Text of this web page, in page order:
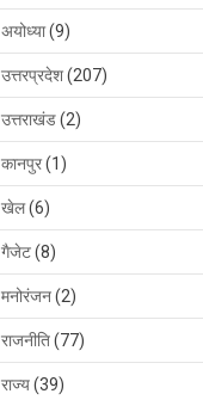
अयोध्या(9)
उत्तरप्रदेश(207)
उत्तराखंड(2)
कानपुर(1)
खेल(6)
गैजेट(8)
मनोरंजन(2)
राजनीति(77)
राज्य(39)